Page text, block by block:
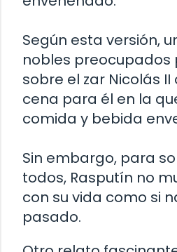
Según esta versión,
nobles preocupados
sobre el zar Nicolás
cena para él en la
comida y bebida
Sin embargo, para
todos, Rasputín no
con su vida como si
pasado.